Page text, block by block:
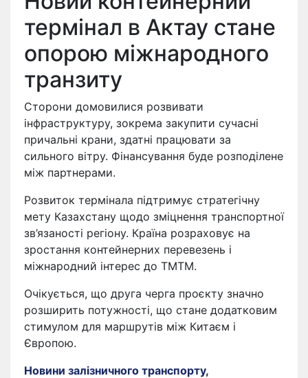
термінал в Актау стане
опорою міжнародного
транзиту
Сторони домовилися розвивати
інфраструктуру, зокрема закупити сучасні
причальні крани, здатні працювати за
сильного вітру. Фінансування буде розподілене
між партнерами.
Розвиток термінала підтримує стратегічну
мету Казахстану щодо зміцнення транспортної
зв’язаності регіону. Країна розраховує на
зростання контейнерних перевезень і
міжнародний інтерес до ТМТМ.
Очікується, що друга черга проєкту значно
розширить потужності, що стане додатковим
стимулом для маршрутів між Китаєм і
Європою.
Новини залізничного транспорту,